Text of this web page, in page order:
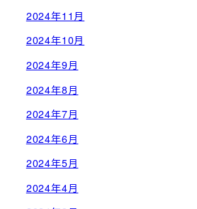
2024年11月
2024年10月
2024年9月
2024年8月
2024年7月
2024年6月
2024年5月
2024年4月